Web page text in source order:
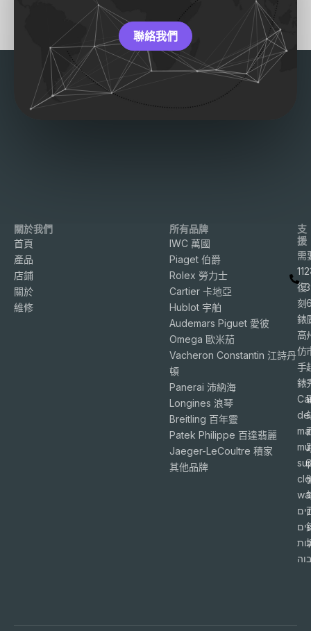
聯絡我們
關於我們
首頁
產品
店鋪
關於
維修
所有品牌
IWC 萬國
Piaget 伯爵
Rolex 勞力士
Cartier 卡地亞
Hublot 宇舶
Audemars Piguet 愛彼
Omega 歐米茄
Vacheron Constantin 江詩丹
頓
Panerai 沛納海
Longines 浪琴
Breitling 百年靈
Patek Philippe 百達翡麗
Jaeger-LeCoultre 積家
其他品牌
支
援
需
復
刻
錶
高
仿
手
錶
de